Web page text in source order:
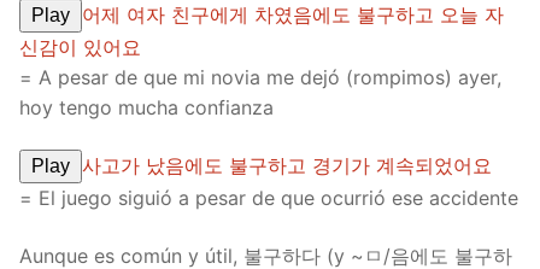
Play
어제 여자 친구에게 차였음에도 불구하고 오늘 자
신감이 있어요
= A pesar de que mi novia me dejó (rompimos) ayer,
hoy tengo mucha confianza
Play 사고가 났음에도 불구하고 경기가 계속되었어요
= El juego siguió a pesar de que ocurrió ese accidente
Aunque es común y útil, 불구하다 (y ~ㅁ/음에도 불구하